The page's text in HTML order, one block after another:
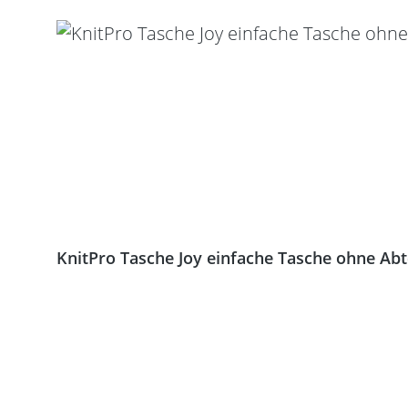
KnitPro Tasche Joy einfache Tasche ohne